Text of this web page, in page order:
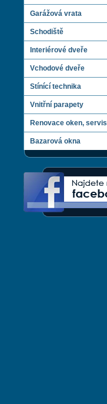
Garážová vrata
Schodiště
Interiérové dveře
Vchodové dveře
Stínící technika
Vnitřní parapety
Renovace oken, servis
Bazarová okna